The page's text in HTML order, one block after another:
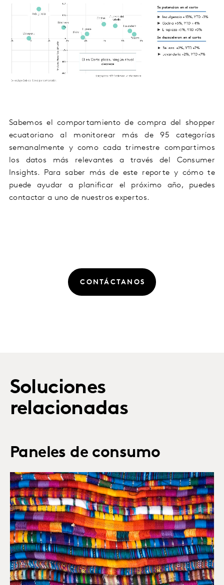
Sabemos el comportamiento de compra del shopper
ecuatoriano al monitorear más de 95 categorías
semanalmente y como cada trimestre compartimos
los datos más relevantes a través del Consumer
Insights. Para saber más de este reporte y cómo te
puede ayudar a planificar el próximo año, puedes
contactar a uno de nuestros expertos.
CONTÁCTANOS
Soluciones
relacionadas
Paneles de consumo